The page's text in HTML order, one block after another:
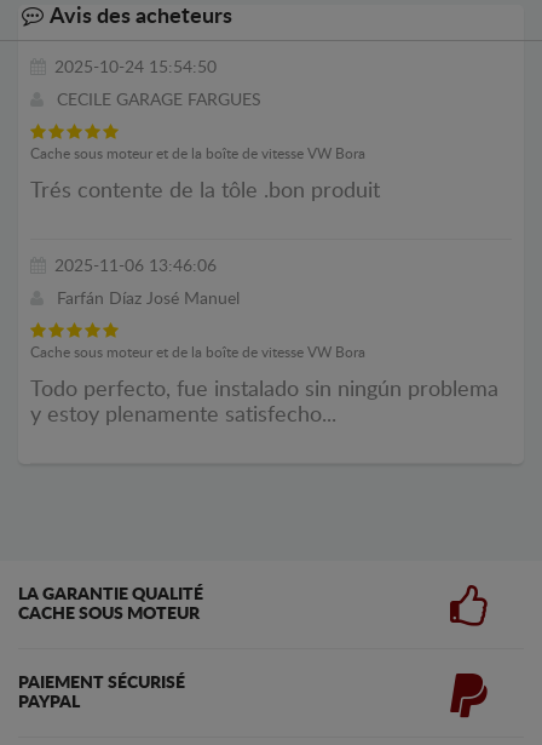
Avis des acheteurs
2025-10-24 15:54:50
CECILE GARAGE FARGUES
Cache sous moteur et de la boîte de vitesse VW Bora
Trés contente de la tôle .bon produit
2025-11-06 13:46:06
Farfán Díaz José Manuel
Cache sous moteur et de la boîte de vitesse VW Bora
Todo perfecto, fue instalado sin ningún problema
y estoy plenamente satisfecho...
LA GARANTIE QUALITÉ
CACHE SOUS MOTEUR
PAIEMENT SÉCURISÉ
PAYPAL